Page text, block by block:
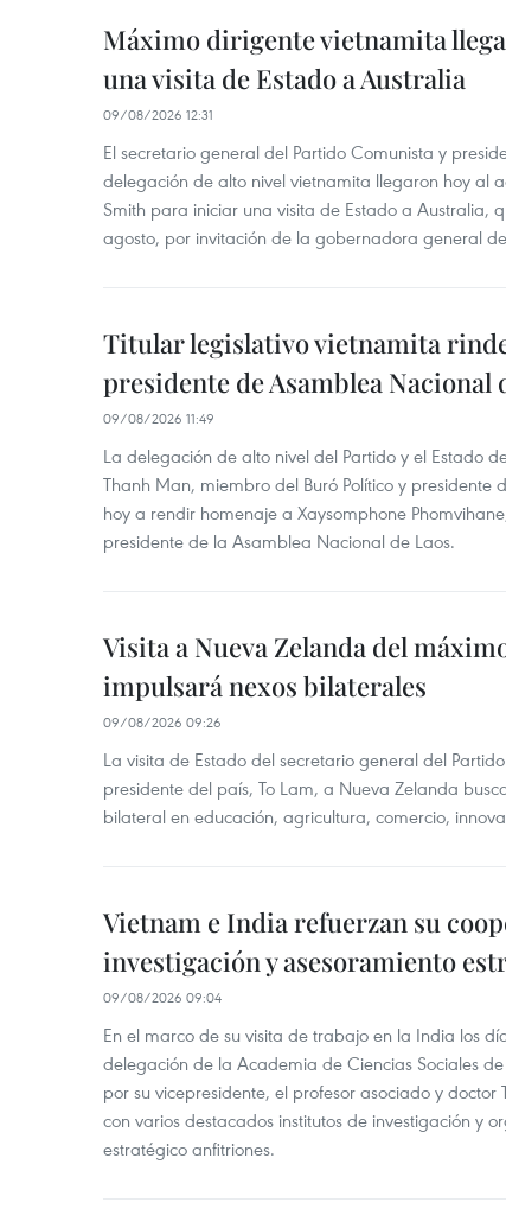
Máximo dirigente vietnamita
una visita de Estado a Australia
09/08/2026 12:31
El secretario general del Partido Comunista y
delegación de alto nivel vietnamita llegaron hoy al
Smith para iniciar una visita de Estado a Australia,
agosto, por invitación de la gobernadora general
Titular legislativo vietnamita
presidente de Asamblea Nacional
09/08/2026 11:49
La delegación de alto nivel del Partido y el Estado
Thanh Man, miembro del Buró Político y
hoy a rendir homenaje a Xaysomphone
presidente de la Asamblea Nacional de Laos.
Visita a Nueva Zelanda del
impulsará nexos bilaterales
09/08/2026 09:26
La visita de Estado del secretario general del
presidente del país, To Lam, a Nueva Zelanda
bilateral en educación, agricultura, comercio,
Vietnam e India refuerzan su
investigación y asesoramiento
09/08/2026 09:04
En el marco de su visita de trabajo en la India los
delegación de la Academia de Ciencias Sociales
por su vicepresidente, el profesor asociado y doctor
con varios destacados institutos de investigación y
estratégico anfitriones.